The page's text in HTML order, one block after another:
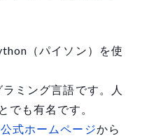
（パイソン）を使
ミング言語です。人
でも有名です。
式ホームページから